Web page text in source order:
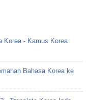
Korea - Kamus Korea
Bahasa Korea ke